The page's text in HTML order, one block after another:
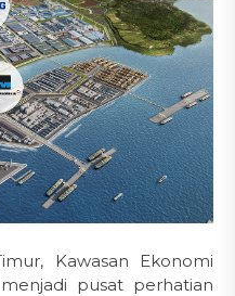
Kawasan Ekonomi
pusat perhatian